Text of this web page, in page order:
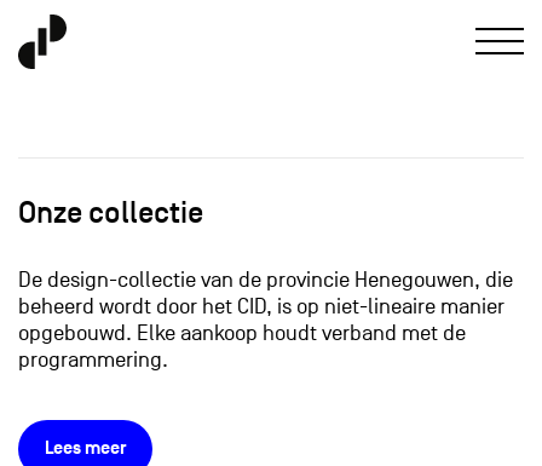
Onze collectie
De design-collectie van de provincie Henegouwen, die
beheerd wordt door het CID, is op niet-lineaire manier
opgebouwd. Elke aankoop houdt verband met de
programmering.
Lees meer